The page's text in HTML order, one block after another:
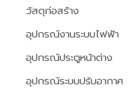
วัสดุก่อสร้าง
อุปกรณ์งานระบบไฟฟ้า
อุปกรณ์ประตูหน้าต่าง
อุปกรณ์ระบบปรับอากาศ